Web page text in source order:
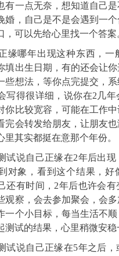
有一点无奈，想知道自己
婚，自己是不是会遇到一
，可以先给心里找一个答案
缘哪年出现这种东西，一
填出生日期，有的还会让
些想法，等你点完提交，
写得很详细，说你在2几
你比较宽容，可能在工作
完会转发给朋友，让朋友
里其实都挺在意那个年份。
试说自己正缘在2年后出
对象，看到这个结果，好
还有时间，2年后也许会
观察，会去参加聚会，会
一个小目标，每当生活不
测试的结果，心里稍微安稳
试说自己正缘在5年之后，